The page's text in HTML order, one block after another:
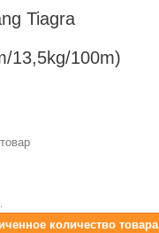
Tiagra
13,5kg/100m)
количество товара